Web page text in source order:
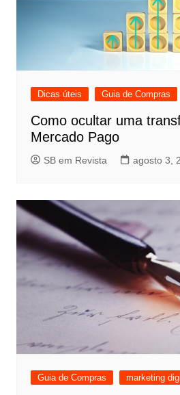
Dicas úteis Guia de Compras
Como ocultar uma
Mercado Pago
SB em Revista agosto 3,
Guia de Compras marketing